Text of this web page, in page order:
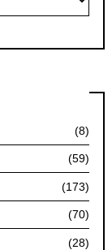
(8)
(59)
(173)
(70)
(28)